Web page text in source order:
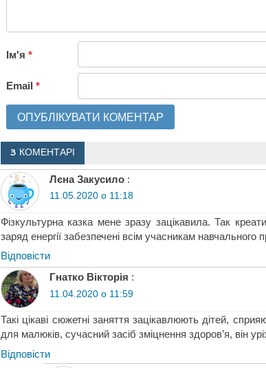
Ім'я *
Email *
3 КОМЕНТАРІ
Лєна Закусило :
11.05.2020 о 11:18
Фізкультурна казка мене зразу зацікавила. Так
заряд енергії забезпечені всім учасникам навчального
Відповіcти
Гнатко Вікторія :
11.04.2020 о 11:59
Такі цікаві сюжетні заняття зацікавлюють дітей,
для малюків, сучасний засіб зміцнення здоров’я, він
Відповіcти